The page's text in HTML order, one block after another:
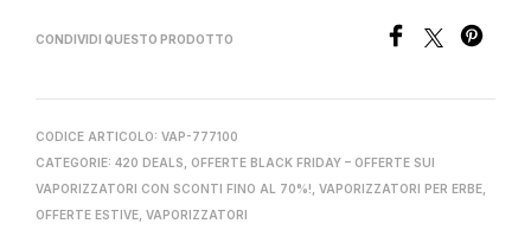
CONDIVIDI QUESTO PRODOTTO
CODICE ARTICOLO: VAP-777100
CATEGORIE: 420 DEALS, OFFERTE BLACK FRIDAY – OFFERTE SUI
VAPORIZZATORI CON SCONTI FINO AL 70%!, VAPORIZZATORI PER ERBE,
OFFERTE ESTIVE, VAPORIZZATORI